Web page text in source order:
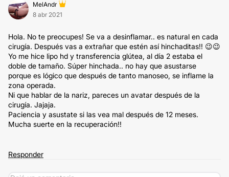
MelAndr
8 abr 2021
Hola. No te preocupes! Se va a desinflamar.. es natural en cada
cirugía. Después vas a extrañar que estén así hinchaditas!! 😉😉
Yo me hice lipo hd y transferencia glútea, al día 2 estaba el
doble de tamaño. Súper hinchada.. no hay que asustarse
porque es lógico que después de tanto manoseo, se inflame la
zona operada.
Ni que hablar de la nariz, pareces un avatar después de la
cirugía. Jajaja.
Paciencia y asustate si las vea mal después de 12 meses.
Mucha suerte en la recuperación!!
Responder